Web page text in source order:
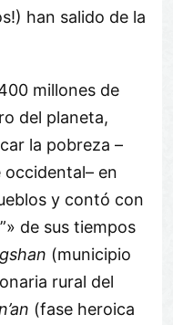
han salido de la
millones de
del planeta,
la pobreza –
en
y contó con
» de sus tiempos
(municipio
rural del
(fase heroica